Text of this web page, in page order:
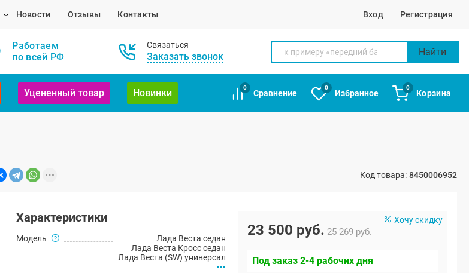
Новости Отзывы Контакты Вход Регистрация
Работаем
по всей РФ
Связаться
Заказать звонок Найти
Уцененный товар Новинки
0
Сравнение
0
Избранное
0
Корзина
Код товара: 8450006952
Характеристики
Модель
Лада Веста седан
Лада Веста Кросс седан
Лада Веста (SW) универсал
Хочу скидку
23 500 руб. 25 269 руб.
Под заказ 2-4 рабочих дня